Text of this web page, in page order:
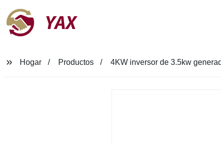
YAX
Hogar Productos 4KW inversor de 3.5kw